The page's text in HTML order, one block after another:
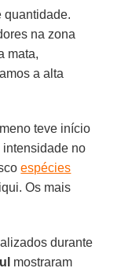
quantidade.
na zona
mata,
a alta
teve início
intensidade no
espécies
Os mais
durante
mostraram